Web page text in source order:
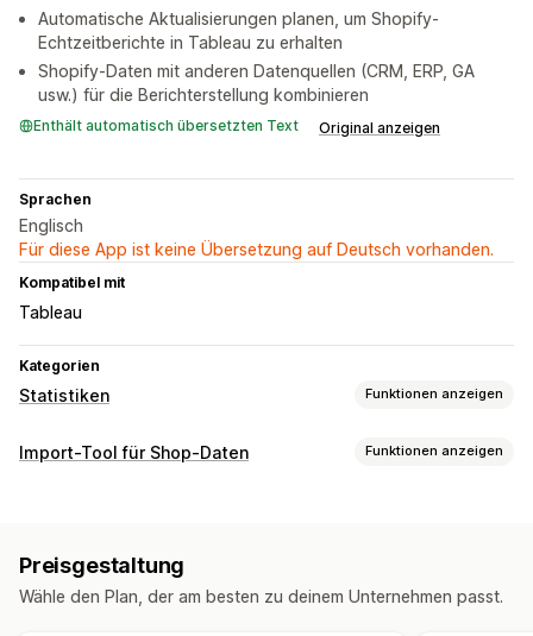
Automatische Aktualisierungen planen, um Shopify-
Echtzeitberichte in Tableau zu erhalten
Shopify-Daten mit anderen Datenquellen (CRM, ERP, GA
usw.) für die Berichterstellung kombinieren
Enthält automatisch übersetzten Text Original anzeigen
Sprachen
Englisch
Für diese App ist keine Übersetzung auf Deutsch vorhanden.
Kompatibel mit
Tableau
Kategorien
Statistiken Funktionen anzeigen
Kundenverhalten
Marketing und Vertrieb
KI-Einblicke
Marketingattribution Checkout-Analysen
Import-Tool für Shop-Daten Funktionen anzeigen
Bestellsynchronisierung
Produktsynchronisierung Geplante Synchronisierung
Preisgestaltung
Wähle den Plan, der am besten zu deinem Unternehmen passt.